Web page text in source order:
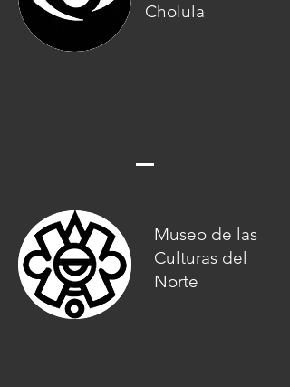
Cholula
Museo de las
Culturas del
Norte